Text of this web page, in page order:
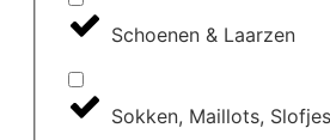
Schoenen & Laarzen
Sokken, Maillots,